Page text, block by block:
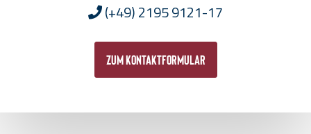
(+49) 2195 9121-17
zum Kontaktformular